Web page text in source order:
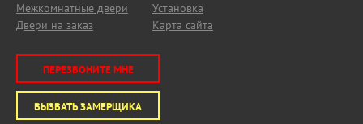
Межкомнатные двери
Двери на заказ
Установка
Карта сайта
ПЕРЕЗВОНИТЕ МНЕ
ВЫЗВАТЬ ЗАМЕРЩИКА